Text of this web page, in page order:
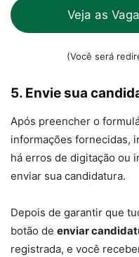
Veja as
(Você será
5. Envie sua
Após preencher o
informações fornecidas,
há erros de digitação ou
enviar sua candidatura.
Depois de garantir que
botão de enviar
registrada, e você